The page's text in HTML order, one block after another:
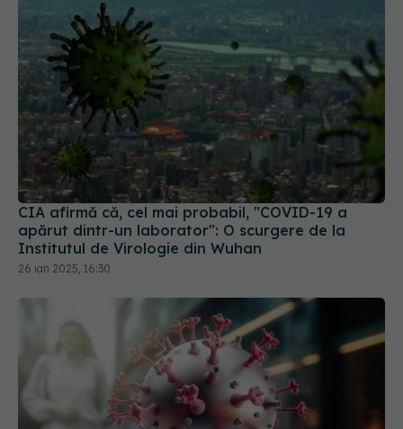
CIA afirmă că, cel mai probabil, "COVID-19 a
apărut dintr-un laborator": O scurgere de la
Institutul de Virologie din Wuhan
26 ian 2025, 16:30